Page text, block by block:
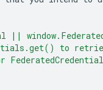
||
to